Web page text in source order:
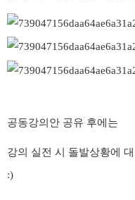
공동강의안 공유 후에는
강의 실전 시 돌발상황에
:)